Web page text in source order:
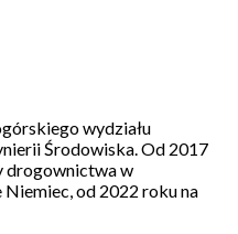
wydziału
Środowiska. Od 2017
drogownictwa w
od 2022 roku na